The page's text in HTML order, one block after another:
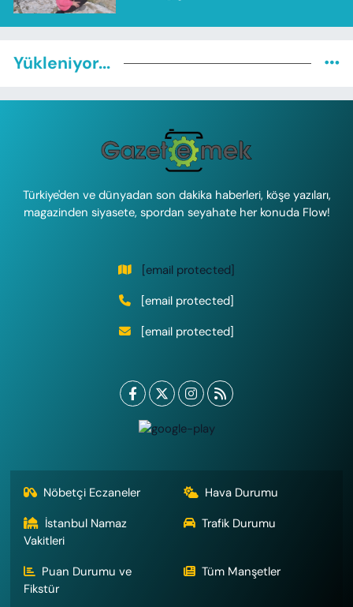
Yükleniyor...
Türkiye'den ve dünyadan son dakika haberleri, köşe yazıları,
magazinden siyasete, spordan seyahate her konuda Flow!
[email protected]
[email protected]
[email protected]
Nöbetçi Eczaneler
Hava Durumu
İstanbul Namaz
Vakitleri
Trafik Durumu
Puan Durumu ve
Fikstür
Tüm Manşetler